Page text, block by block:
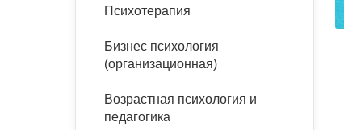
панические атаки
Психодрама
Сказкотерапия
эргономика
Социальная психология
Психология развития
организационная психология
Психотерапия
Бизнес психология
(организационная)
Возрастная психология и
педагогика